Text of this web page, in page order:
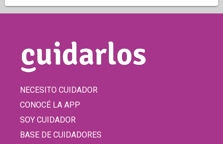
NECESITO CUIDADOR
CONOCÉ LA APP
SOY CUIDADOR
BASE DE CUIDADORES